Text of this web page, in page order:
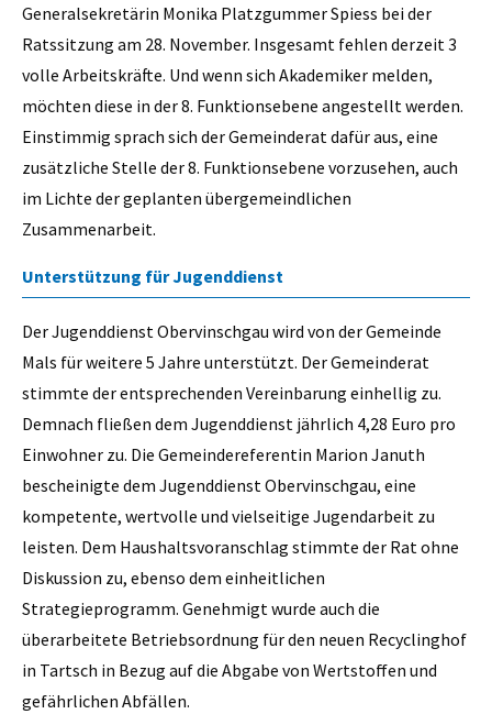
Generalsekretärin Monika Platzgummer Spiess bei der
Ratssitzung am 28. November. Insgesamt fehlen derzeit 3
volle Arbeitskräfte. Und wenn sich Akademiker melden,
möchten diese in der 8. Funktionsebene angestellt werden.
Einstimmig sprach sich der Gemeinderat dafür aus, eine
zusätzliche Stelle der 8. Funktionsebene vorzusehen, auch
im Lichte der geplanten übergemeindlichen
Zusammenarbeit.
Unterstützung für Jugenddienst
Der Jugenddienst Obervinschgau wird von der Gemeinde
Mals für weitere 5 Jahre unterstützt. Der Gemeinderat
stimmte der entsprechenden Vereinbarung einhellig zu.
Demnach fließen dem Jugenddienst jährlich 4,28 Euro pro
Einwohner zu. Die Gemeindereferentin Marion Januth
bescheinigte dem Jugenddienst Obervinschgau, eine
kompetente, wertvolle und vielseitige Jugendarbeit zu
leisten. Dem Haushaltsvoranschlag stimmte der Rat ohne
Diskussion zu, ebenso dem einheitlichen
Strategieprogramm. Genehmigt wurde auch die
überarbeitete Betriebsordnung für den neuen Recyclinghof
in Tartsch in Bezug auf die Abgabe von Wertstoffen und
gefährlichen Abfällen.